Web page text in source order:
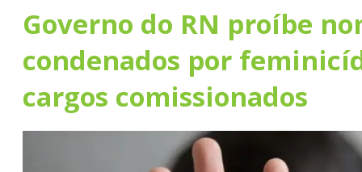
Governo do RN proíbe
condenados por
cargos comissionados